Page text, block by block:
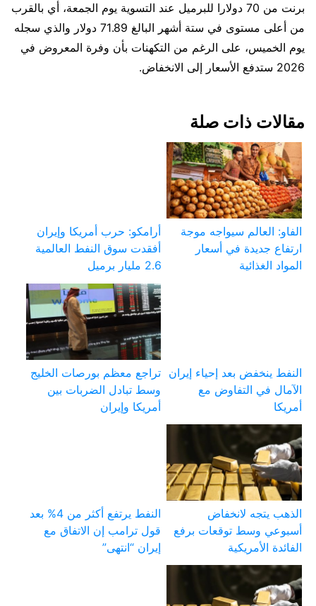
برنت من 70 دولارا للبرميل عند التسوية يوم الجمعة، أي بالقرب
من أعلى مستوى في ستة أشهر البالغ 71.89 دولار والذي سجله
يوم الخميس، على الرغم من التكهنات بأن وفرة المعروض في
2026 ستدفع الأسعار إلى الانخفاض.
مقالات ذات صلة
الفاو: العالم سيواجه موجة
ارتفاع جديدة في أسعار
المواد الغذائية
أرامكو: حرب أمريكا وإيران
أفقدت سوق النفط العالمية
2.6 مليار برميل
النفط ينخفض بعد إحياء إيران
الآمال في التفاوض مع
أمريكا
تراجع معظم بورصات الخليج
وسط تبادل الضربات بين
أمريكا وإيران
الذهب يتجه لانخفاض
أسبوعي وسط توقعات برفع
الفائدة الأمريكية
النفط يرتفع أكثر من 4% بعد
قول ترامب إن الاتفاق مع
إيران “انتهى”